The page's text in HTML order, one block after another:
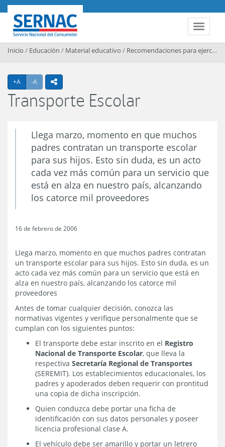
Contenido principal
Toggle
SERNAC
Inicio / Educación / Material educativo / Recomendaciones para ejercer sus derechos
+A Agrandar texto
-A Achicar textoicono compartir
Transporte Escolar
Llega marzo, momento en que muchos
padres contratan un transporte escolar
para sus hijos. Esto sin duda, es un acto
cada vez más común para un servicio que
está en alza en nuestro país, alcanzando
los catorce mil proveedores
16 de febrero de 2006
Llega marzo, momento en que muchos padres contratan
un transporte escolar para sus hijos. Esto sin duda, es un
acto cada vez más común para un servicio que está en
alza en nuestro país, alcanzando los catorce mil
proveedores
Antes de tomar cualquier decisión, conozca las
normativas vigentes y verifique personalmente que se
cumplan con los siguientes puntos:
El transporte debe estar inscrito en el Registro
Nacional de Transporte Escolar, que lleva la
respectiva Secretaría Regional de Transportes
(SEREMIT). Los establecimientos educacionales, los
padres y apoderados deben requerir con prontitud
una copia de dicha inscripción.
Quien conduzca debe portar una ficha de
identificación con sus datos personales y poseer
licencia profesional clase A.
El vehículo debe ser amarillo y portar un letrero